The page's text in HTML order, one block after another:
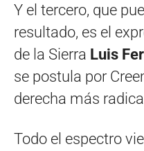
Y el tercero, que
resultado, es el
de la Sierra Luis
se postula por
derecha más
Todo el espectro